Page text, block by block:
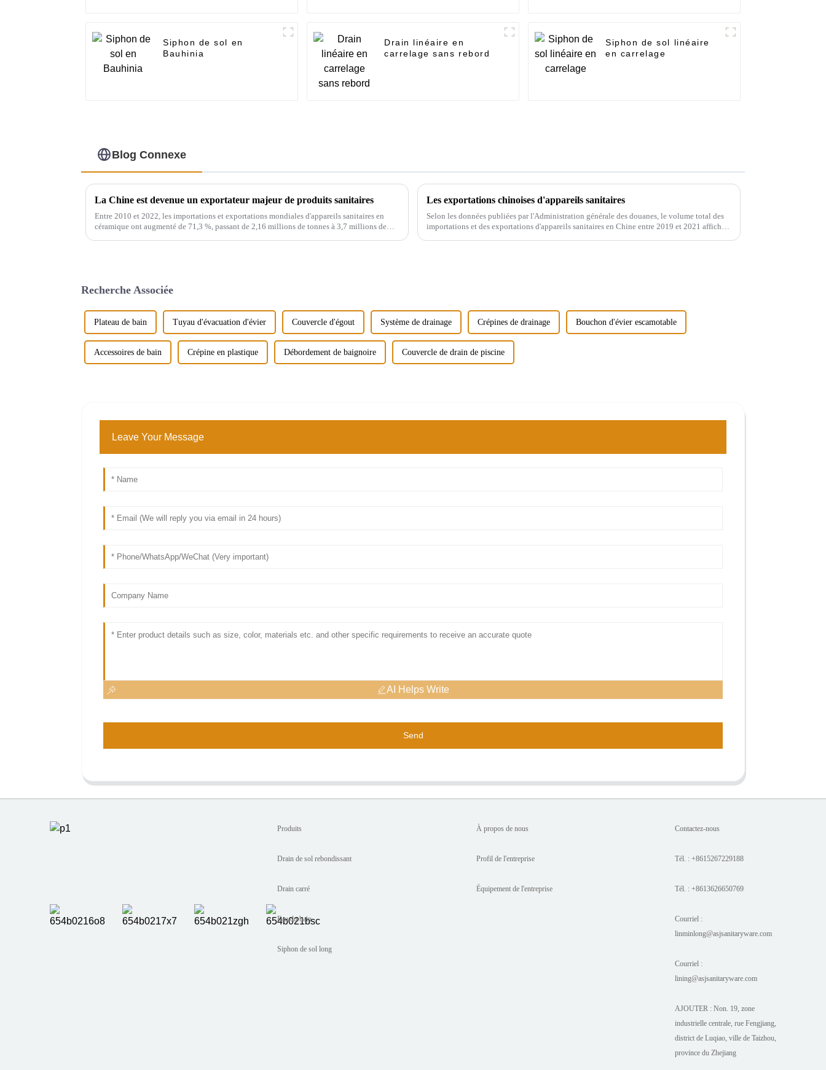
Siphon de sol en
Bauhinia
Drain linéaire en
carrelage sans rebord
Siphon de sol linéaire
en carrelage
Blog Connexe
La Chine est devenue un exportateur majeur de produits sanitaires
Entre 2010 et 2022, les importations et exportations mondiales d'appareils sanitaires en
céramique ont augmenté de 71,3 %, passant de 2,16 millions de tonnes à 3,7 millions de
Les exportations chinoises d'appareils sanitaires
Selon les données publiées par l'Administration générale des douanes, le volume total des
importations et des exportations d'appareils sanitaires en Chine entre 2019 et 2021 affiche
Recherche Associée
Plateau de bain Tuyau d'évacuation d'évier Couvercle d'égout Système de drainage Crépines de drainage Bouchon d'évier escamotable
Accessoires de bain Crépine en plastique Débordement de baignoire Couvercle de drain de piscine
Leave Your Message
AI Helps Write
Send
Produits
Drain de sol rebondissant
Drain carré
Eau du bain
Siphon de sol long
À propos de nous
Profil de l'entreprise
Équipement de l'entreprise
Contactez-nous
Tél. : +8615267229188
Tél. : +8613626650769
Courriel :
linminlong@asjsanitaryware.com
Courriel :
lining@asjsanitaryware.com
AJOUTER : Non. 19, zone
industrielle centrale, rue Fengjiang,
district de Luqiao, ville de Taizhou,
province du Zhejiang